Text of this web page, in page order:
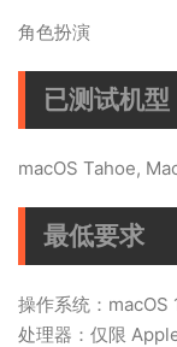
角色扮演
已测试机型
macOS Tahoe,
最低要求
操作系统：macOS
处理器：仅限